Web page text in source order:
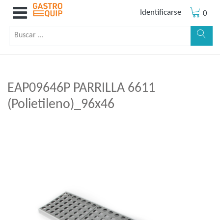
Identificarse 0
EAP09646P PARRILLA 6611
(Polietileno)_96x46